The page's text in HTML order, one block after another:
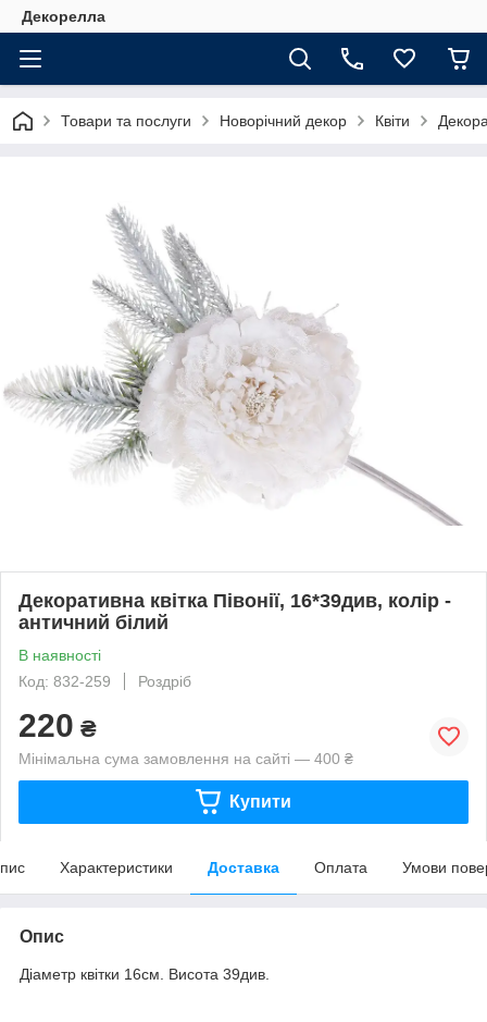
Декорелла
Товари та послуги Новорічний декор Квіти
Декоративна квітка Півонії, 16*39див, колір -
античний білий
В наявності
Код: 832-259
Роздріб
220 ₴
Мінімальна сума замовлення на сайті — 400 ₴
Купити
Характеристики Доставка Оплата Умови
Опис
Діаметр квітки 16см. Висота 39див.